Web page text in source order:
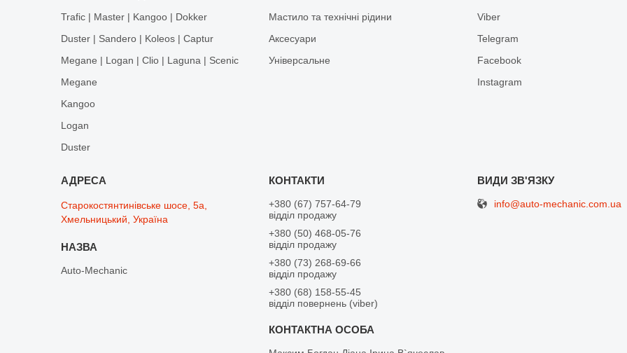
Trafic | Master | Kangoo | Dokker
Duster | Sandero | Koleos | Captur
Megane | Logan | Clio | Laguna | Scenic
Megane
Kangoo
Logan
Duster
Мастило та технічні рідини
Аксесуари
Універсальне
Viber
Telegram
Facebook
Іnstagram
Старокостянтинівське шосе, 5а,
Хмельницький, Україна
Auto-Mechanic
+380 (67) 757-64-79
відділ продажу
+380 (50) 468-05-76
відділ продажу
+380 (73) 268-69-66
відділ продажу
+380 (68) 158-55-45
відділ повернень (viber)
info@auto-mechanic.com.ua